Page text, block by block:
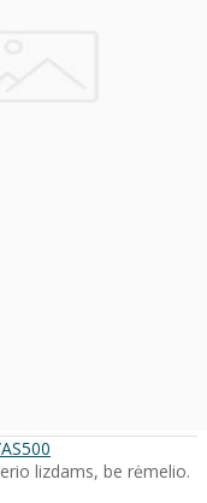
lizdams, be rėmelio.